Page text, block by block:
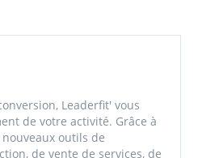
Leaderfit' vous
de votre activité. Grâce à
outils de
de vente de services, de